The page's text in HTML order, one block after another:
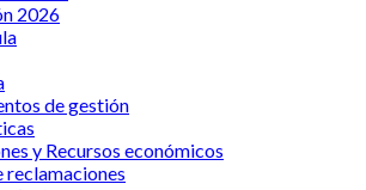
2026
de gestión
y Recursos económicos
reclamaciones